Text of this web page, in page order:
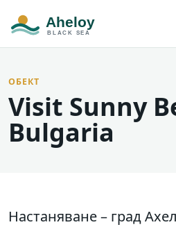
ОБЕКТ
Visit Sunny
Bulgaria
Настаняване – град